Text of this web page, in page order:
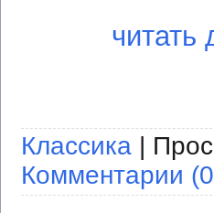
читать
Классика |
Комментарии